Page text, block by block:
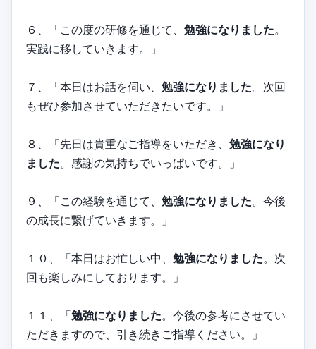
６、「この度の研修を通じて、 勉強になりました。
実践に移していきます。」
７、「本日はお話を伺い、 勉強になりました。次回
もぜひ参加させていただきたいです。」
８、「先日は貴重なご指導をいただき、 勉強になり
ました。感謝の気持ちでいっぱいです。」
９、「この経験を通じて、 勉強になりました。今後
の成長に繋げていきます。」
１０、「本日はお忙しい中、 勉強になりました。次
回も楽しみにしております。」
１１、「勉強になりました。今後の参考にさせてい
ただきますので、引き続きご指導ください。」